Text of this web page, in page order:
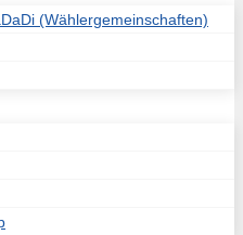
(Wählergemeinschaften)